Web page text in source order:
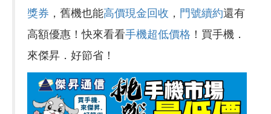
獎券 ，舊機也能高價現金回收 ， 門號續約還有
高額優惠！快來看看手機超低價格 ！買手機．
來傑昇．好節省！